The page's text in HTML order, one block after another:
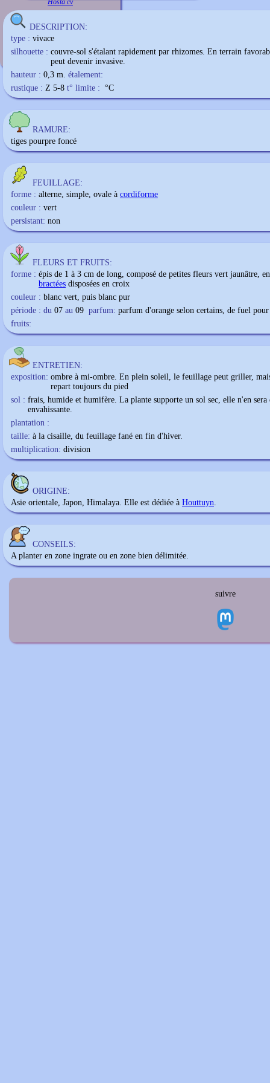
Hosta cv
DESCRIPTION:
type : vivace
silhouette : couvre-sol s'étalant rapidement par rhizomes. En terrain
peut devenir invasive.
hauteur : 0,3 m. étalement:
rustique : Z 5-8 t° limite : °C
RAMURE:
tiges pourpre foncé
FEUILLAGE:
forme : alterne, simple, ovale à cordiforme
couleur : vert
persistant: non
FLEURS ET FRUITS:
forme : épis de 1 à 3 cm de long, composé de petites fleurs vert jaunâtre,
bractées disposées en croix
couleur : blanc vert, puis blanc pur
période : du 07 au 09 parfum: parfum d'orange selon certains, de fuel
fruits:
ENTRETIEN:
exposition: ombre à mi-ombre. En plein soleil, le feuillage peut griller,
repart toujours du pied
sol : frais, humide et humifère. La plante supporte un sol sec, elle n'en sera
envahissante.
plantation :
taille: à la cisaille, du feuillage fané en fin d'hiver.
multiplication: division
ORIGINE:
Asie orientale, Japon, Himalaya. Elle est dédiée à Houttuyn.
CONSEILS:
A planter en zone ingrate ou en zone bien délimitée.
suivre